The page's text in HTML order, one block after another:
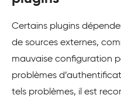
Certains plugins
de sources externes,
mauvaise configuration
problèmes
tels problèmes, il est